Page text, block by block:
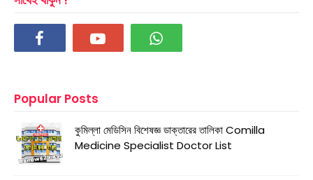
Popular Posts
কুমিল্লা মেডিসিন বিশেষজ্ঞ ডাক্তারের তালিকা Comilla
Medicine Specialist Doctor List